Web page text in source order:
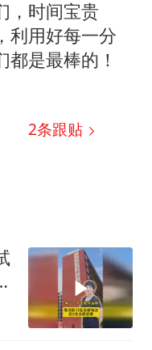
，时间宝贵
利用好每一分
是最棒的！
2条跟贴